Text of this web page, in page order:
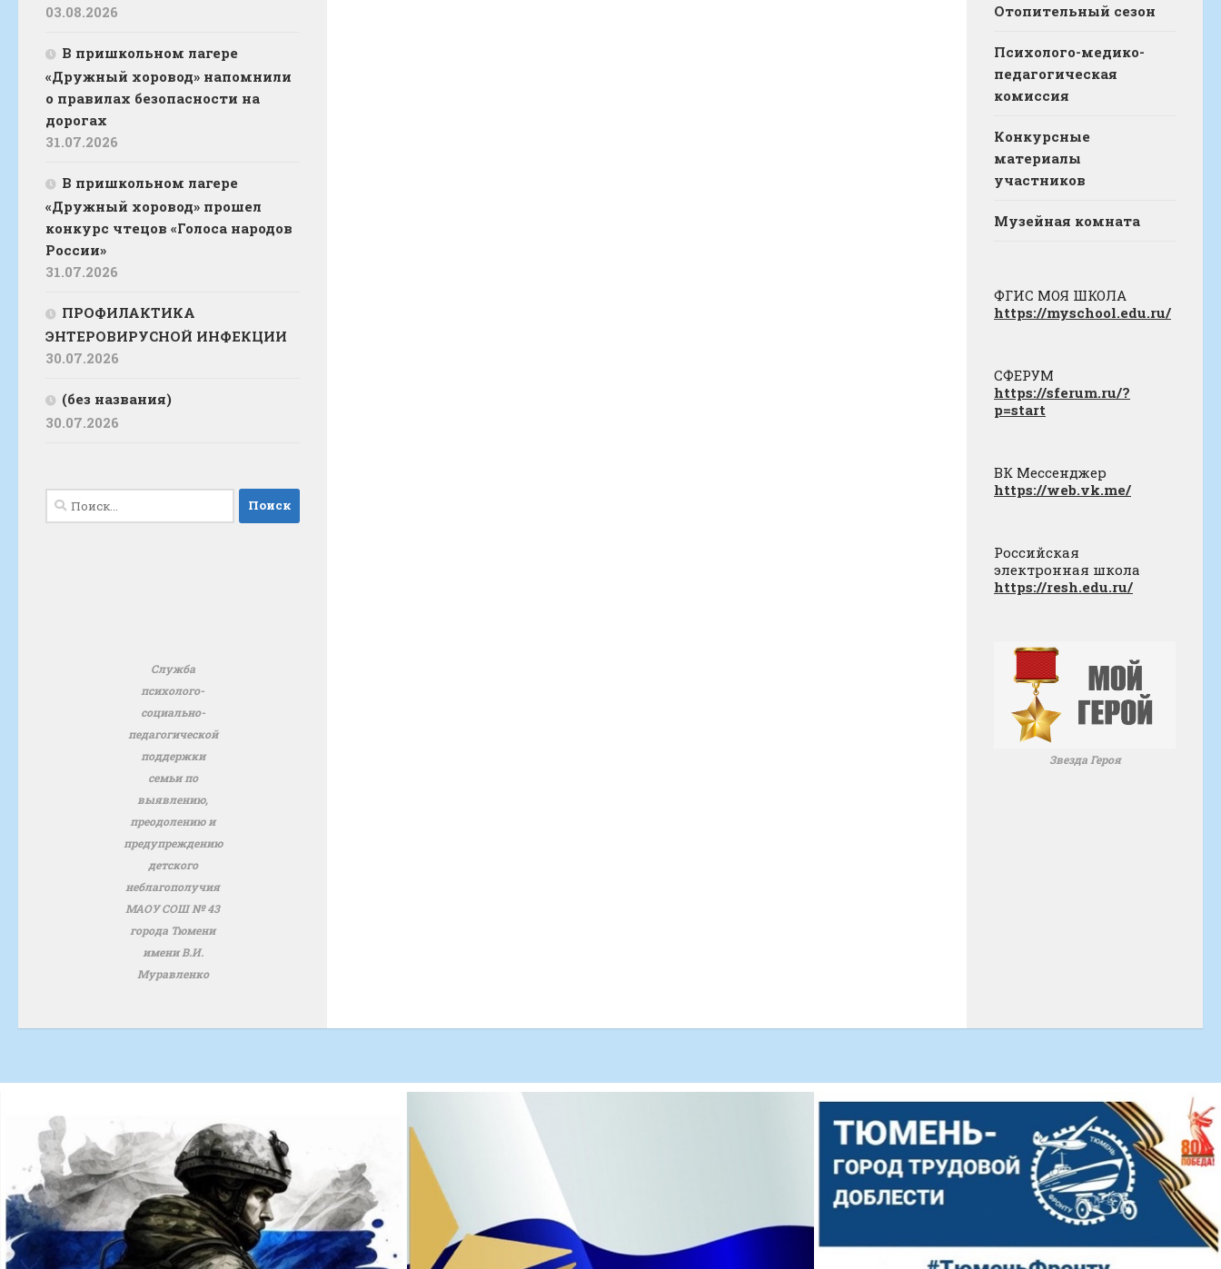
03.08.2026
В пришкольном лагере
«Дружный хоровод» напомнили
о правилах безопасности на
дорогах
31.07.2026
В пришкольном лагере
«Дружный хоровод» прошел
конкурс чтецов «Голоса народов
России»
31.07.2026
ПРОФИЛАКТИКА
ЭНТЕРОВИРУСНОЙ ИНФЕКЦИИ
30.07.2026
(без названия)
30.07.2026
Найти:
Служба
психолого-
социально-
педагогической
поддержки
семьи по
выявлению,
преодолению и
предупреждению
детского
неблагополучия
МАОУ СОШ № 43
города Тюмени
имени В.И.
Муравленко
Отопительный сезон
Психолого-медико-
педагогическая
комиссия
Конкурсные
материалы
участников
Музейная комната
ФГИС МОЯ ШКОЛА
https://myschool.edu.ru/
СФЕРУМ
https://sferum.ru/?
p=start
ВК Мессенджер
https://web.vk.me/
Российская
электронная школа
https://resh.edu.ru/
Звезда Героя